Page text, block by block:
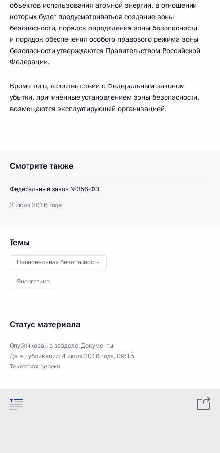
объектов использования атомной энергии, в отношении
которых будет предусматриваться создание зоны
безопасности, порядок определения зоны безопасности
и порядок обеспечения особого правового режима зоны
безопасности утверждаются Правительством Российской
Федерации.
Кроме того, в соответствии с Федеральным законом
убытки, причинённые установлением зоны безопасности,
возмещаются эксплуатирующей организацией.
Смотрите также
Федеральный закон №356-ФЗ
3 июля 2016 года
Темы
Национальная безопасность
Энергетика
Статус материала
Опубликован в разделе:Документы
Дата публикации:4 июля 2016 года, 09:15
Текстовая версия